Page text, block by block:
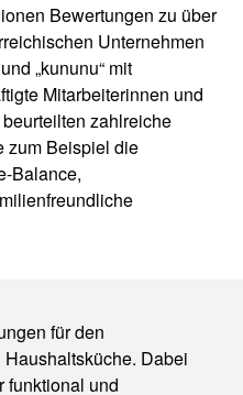
Bewertungen zu über
Unternehmen
„kununu“ mit
Mitarbeiterinnen und
zahlreiche
zum Beispiel die
Balance,
für den
Dabei
funktional und